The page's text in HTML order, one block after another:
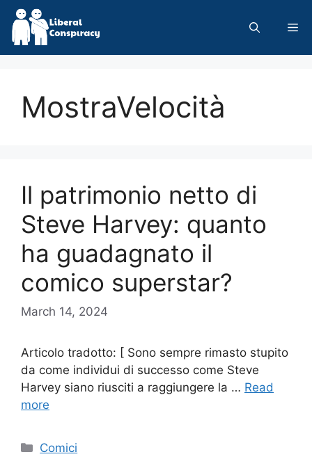
Skip
content
MostraVelocità
Il patrimonio netto di
Steve Harvey: quanto
ha guadagnato il
comico superstar?
March 14, 2024
Articolo tradotto: [ Sono sempre rimasto stupito
da come individui di successo come Steve
Harvey siano riusciti a raggiungere la … Read
more
Categories
Comici